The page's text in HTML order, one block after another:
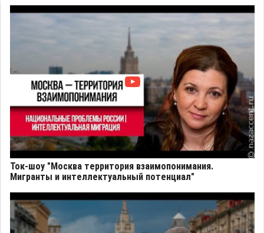
Ток-шоу "Москва территория взаимопонимания.
Мигранты и интеллектуальный потенциал"